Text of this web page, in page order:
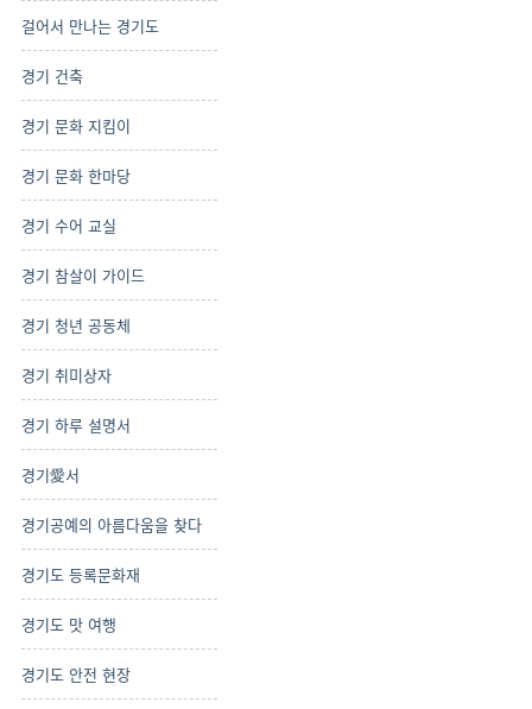
걸어서 만나는 경기도
경기 건축
경기 문화 지킴이
경기 문화 한마당
경기 수어 교실
경기 참살이 가이드
경기 청년 공동체
경기 취미상자
경기 하루 설명서
경기愛서
경기공예의 아름다움을 찾다
경기도 등록문화재
경기도 맛 여행
경기도 안전 현장